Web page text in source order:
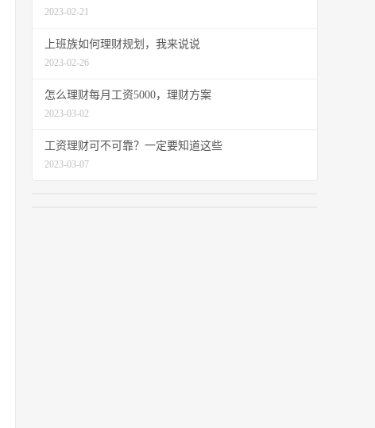
2023-02-21
上班族如何理财规划，我来说说
2023-02-26
怎么理财每月工资5000，理财方案
2023-03-02
工资理财可不可靠？一定要知道这些
2023-03-07